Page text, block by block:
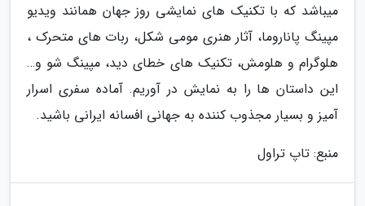
میباشد که با تکنیک های نمایشی روز جهان همانند ویدیو
مپینگ پاناروما، آثار هنری مومی شکل، ربات های متحرک ،
هلوگرام و هلومش، تکنیک های خطای دید، مپینگ شو و…
این داستان ها را به نمایش در آوریم. آماده سفری اسرار
آمیز و بسیار مجذوب کننده به جهانی افسانه ایرانی باشید.
منبع: تاپ تراول